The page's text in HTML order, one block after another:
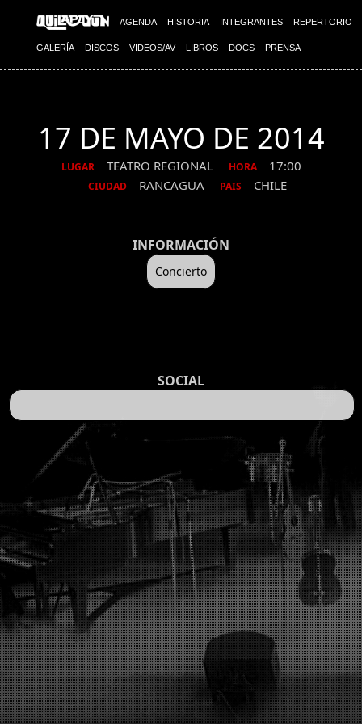
AGENDA HISTORIA INTEGRANTES REPERTORIO
GALERÍA DISCOS VIDEOS/AV LIBROS DOCS PRENSA
17 DE MAYO DE 2014
LUGAR TEATRO REGIONAL HORA 17:00
CIUDAD RANCAGUA PAIS CHILE
INFORMACIÓN
Concierto
SOCIAL